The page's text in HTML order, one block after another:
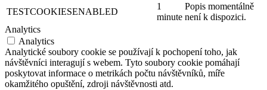
TESTCOOKIESENABLED
1
minute
Popis momentálně
není k dispozici.
Analytics
Analytics
Analytické soubory cookie se používají k pochopení toho, jak
návštěvníci interagují s webem. Tyto soubory cookie pomáhají
poskytovat informace o metrikách počtu návštěvníků, míře
okamžitého opuštění, zdroji návštěvnosti atd.